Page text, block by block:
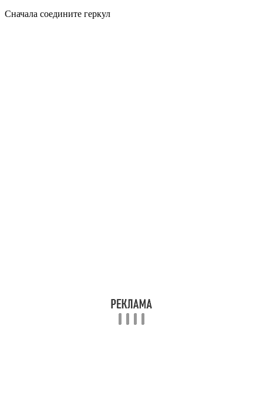
Сначала соедините геркул